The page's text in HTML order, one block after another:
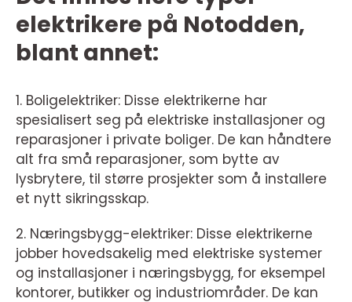
elektrikere på Notodden,
blant annet:
1. Boligelektriker: Disse elektrikerne har
spesialisert seg på elektriske installasjoner og
reparasjoner i private boliger. De kan håndtere
alt fra små reparasjoner, som bytte av
lysbrytere, til større prosjekter som å installere
et nytt sikringsskap.
2. Næringsbygg-elektriker: Disse elektrikerne
jobber hovedsakelig med elektriske systemer
og installasjoner i næringsbygg, for eksempel
kontorer, butikker og industriområder. De kan